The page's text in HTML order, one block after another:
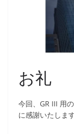
お礼
今回、GR III 用
に感謝いたします